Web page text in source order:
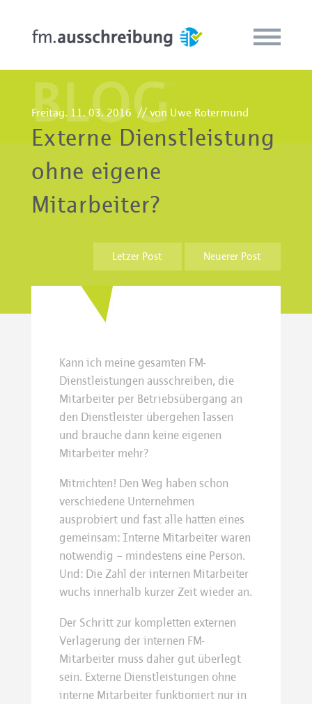
Freitag. 11. 03. 2016 // von Uwe Rotermund
Externe Dienstleistung
ohne eigene
Mitarbeiter?
Letzer Post Neuerer Post
Kann ich meine gesamten FM-
Dienstleistungen ausschreiben, die
Mitarbeiter per Betriebsübergang an
den Dienstleister übergehen lassen
und brauche dann keine eigenen
Mitarbeiter mehr?
Mitnichten! Den Weg haben schon
verschiedene Unternehmen
ausprobiert und fast alle hatten eines
gemeinsam: Interne Mitarbeiter waren
notwendig – mindestens eine Person.
Und: Die Zahl der internen Mitarbeiter
wuchs innerhalb kurzer Zeit wieder an.
Der Schritt zur kompletten externen
Verlagerung der internen FM-
Mitarbeiter muss daher gut überlegt
sein. Externe Dienstleistungen ohne
interne Mitarbeiter funktioniert nur in